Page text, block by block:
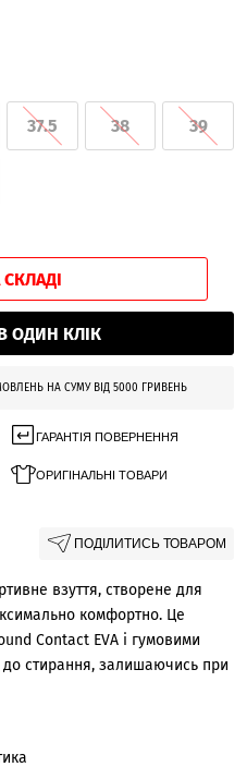
37.5 38 39
ОДИН КЛІК
НА СУМУ ВІД 5000 ГРИВЕНЬ
ГАРАНТІЯ ПОВЕРНЕННЯ
ОРИГІНАЛЬНІ ТОВАРИ
ПОДІЛИТИСЬ ТОВАРОМ
взуття, створене для
комфортно. Це
Contact EVA і гумовими
до стирання, залишаючись при